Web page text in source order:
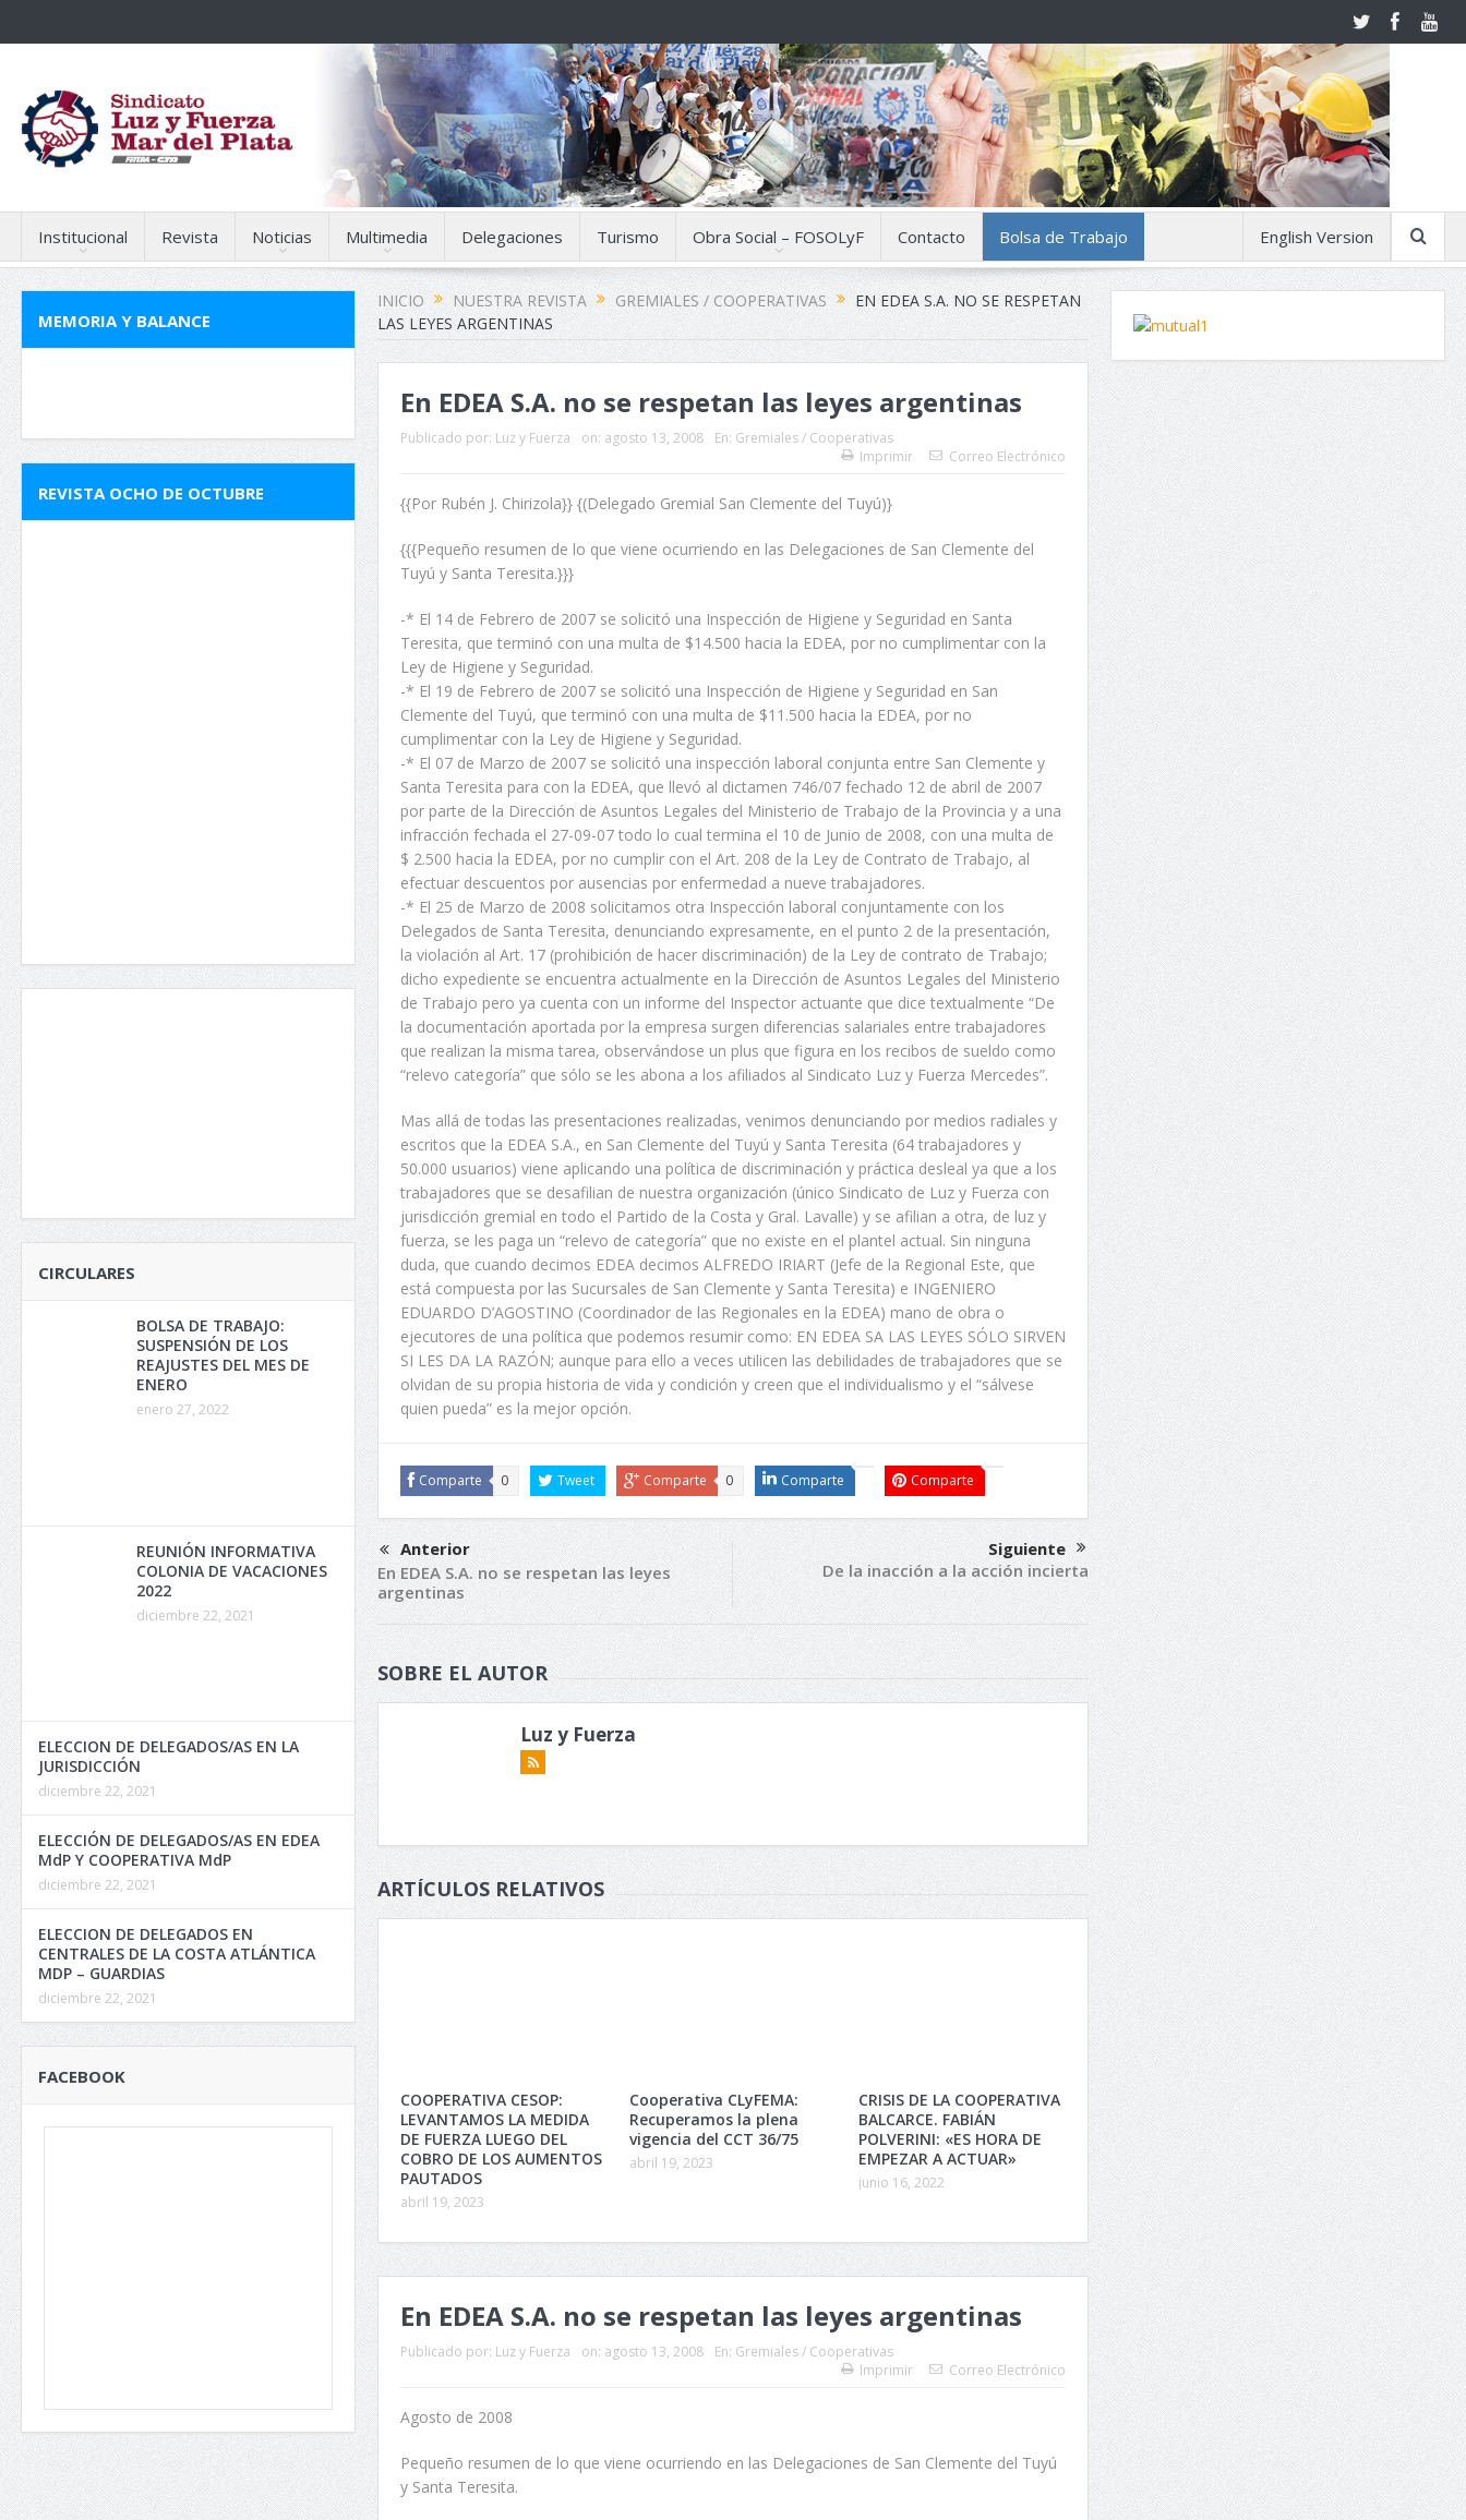
Institucional Revista Noticias Multimedia Delegaciones Turismo Obra Social – FOSOLyF Contacto Bolsa de Trabajo English Version
INICIO NUESTRA REVISTA GREMIALES / COOPERATIVAS
EN EDEA S.A. NO SE RESPETAN
LAS LEYES ARGENTINAS
En EDEA S.A. no se respetan las leyes argentinas
Publicado por: Luz y Fuerza on: agosto 13, 2008 En: Gremiales / Cooperativas
Imprimir
Correo Electrónico
{{Por Rubén J. Chirizola}} {(Delegado Gremial San Clemente del Tuyú)}
{{{Pequeño resumen de lo que viene ocurriendo en las Delegaciones de San Clemente del
Tuyú y Santa Teresita.}}}
-* El 14 de Febrero de 2007 se solicitó una Inspección de Higiene y Seguridad en Santa
Teresita, que terminó con una multa de $14.500 hacia la EDEA, por no cumplimentar con la
Ley de Higiene y Seguridad.
-* El 19 de Febrero de 2007 se solicitó una Inspección de Higiene y Seguridad en San
Clemente del Tuyú, que terminó con una multa de $11.500 hacia la EDEA, por no
cumplimentar con la Ley de Higiene y Seguridad.
-* El 07 de Marzo de 2007 se solicitó una inspección laboral conjunta entre San Clemente y
Santa Teresita para con la EDEA, que llevó al dictamen 746/07 fechado 12 de abril de 2007
por parte de la Dirección de Asuntos Legales del Ministerio de Trabajo de la Provincia y a una
infracción fechada el 27-09-07 todo lo cual termina el 10 de Junio de 2008, con una multa de
$ 2.500 hacia la EDEA, por no cumplir con el Art. 208 de la Ley de Contrato de Trabajo, al
efectuar descuentos por ausencias por enfermedad a nueve trabajadores.
-* El 25 de Marzo de 2008 solicitamos otra Inspección laboral conjuntamente con los
Delegados de Santa Teresita, denunciando expresamente, en el punto 2 de la presentación,
la violación al Art. 17 (prohibición de hacer discriminación) de la Ley de contrato de Trabajo;
dicho expediente se encuentra actualmente en la Dirección de Asuntos Legales del Ministerio
de Trabajo pero ya cuenta con un informe del Inspector actuante que dice textualmente “De
la documentación aportada por la empresa surgen diferencias salariales entre trabajadores
que realizan la misma tarea, observándose un plus que figura en los recibos de sueldo como
“relevo categoría” que sólo se les abona a los afiliados al Sindicato Luz y Fuerza Mercedes”.
Mas allá de todas las presentaciones realizadas, venimos denunciando por medios radiales y
escritos que la EDEA S.A., en San Clemente del Tuyú y Santa Teresita (64 trabajadores y
50.000 usuarios) viene aplicando una política de discriminación y práctica desleal ya que a los
trabajadores que se desafilian de nuestra organización (único Sindicato de Luz y Fuerza con
jurisdicción gremial en todo el Partido de la Costa y Gral. Lavalle) y se afilian a otra, de luz y
fuerza, se les paga un “relevo de categoría” que no existe en el plantel actual. Sin ninguna
duda, que cuando decimos EDEA decimos ALFREDO IRIART (Jefe de la Regional Este, que
está compuesta por las Sucursales de San Clemente y Santa Teresita) e INGENIERO
EDUARDO D’AGOSTINO (Coordinador de las Regionales en la EDEA) mano de obra o
ejecutores de una política que podemos resumir como: EN EDEA SA LAS LEYES SÓLO SIRVEN
SI LES DA LA RAZÓN; aunque para ello a veces utilicen las debilidades de trabajadores que se
olvidan de su propia historia de vida y condición y creen que el individualismo y el “sálvese
quien pueda” es la mejor opción.
Comparte 0 Tweet Comparte 0 Comparte Comparte
Anterior
En EDEA S.A. no se respetan las leyes
argentinas
Siguiente
De la inacción a la acción incierta
SOBRE EL AUTOR
Luz y Fuerza
ARTÍCULOS RELATIVOS
COOPERATIVA CESOP:
LEVANTAMOS LA MEDIDA
DE FUERZA LUEGO DEL
COBRO DE LOS AUMENTOS
PAUTADOS
abril 19, 2023
Cooperativa CLyFEMA:
Recuperamos la plena
vigencia del CCT 36/75
abril 19, 2023
CRISIS DE LA COOPERATIVA
BALCARCE. FABIÁN
POLVERINI: «ES HORA DE
EMPEZAR A ACTUAR»
junio 16, 2022
En EDEA S.A. no se respetan las leyes argentinas
Publicado por: Luz y Fuerza on: agosto 13, 2008 En: Gremiales / Cooperativas
Imprimir
Correo Electrónico
Agosto de 2008
Pequeño resumen de lo que viene ocurriendo en las Delegaciones de San Clemente del Tuyú
y Santa Teresita.
MEMORIA Y BALANCE
REVISTA OCHO DE OCTUBRE
CIRCULARES
BOLSA DE TRABAJO:
SUSPENSIÓN DE LOS
REAJUSTES DEL MES DE
ENERO
enero 27, 2022
REUNIÓN INFORMATIVA
COLONIA DE VACACIONES
2022
diciembre 22, 2021
ELECCION DE DELEGADOS/AS EN LA
JURISDICCIÓN
diciembre 22, 2021
ELECCIÓN DE DELEGADOS/AS EN EDEA
MdP Y COOPERATIVA MdP
diciembre 22, 2021
ELECCION DE DELEGADOS EN
CENTRALES DE LA COSTA ATLÁNTICA
MDP – GUARDIAS
diciembre 22, 2021
FACEBOOK